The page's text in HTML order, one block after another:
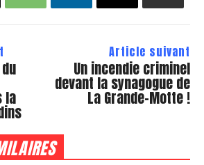
la
Article suivant
Un incendie criminel
devant la synagogue de
La Grande-Motte !